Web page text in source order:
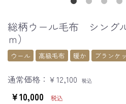
総柄ウール毛布 シング
ｍ）
ウール 高級毛布 暖か ブランケ
通常価格： ￥12,100 税込
￥10,000 税込